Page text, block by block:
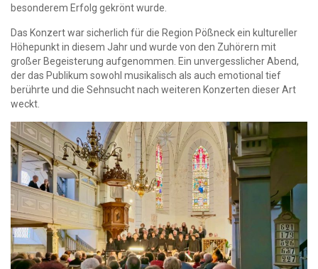
besonderem Erfolg gekrönt wurde.
Das Konzert war sicherlich für die Region Pößneck ein kultureller
Höhepunkt in diesem Jahr und wurde von den Zuhörern mit
großer Begeisterung aufgenommen. Ein unvergesslicher Abend,
der das Publikum sowohl musikalisch als auch emotional tief
berührte und die Sehnsucht nach weiteren Konzerten dieser Art
weckt.